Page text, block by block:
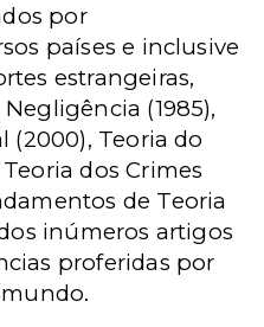
por
países e inclusive
estrangeiras,
(1985),
(2000), Teoria do
dos Crimes
de Teoria
inúmeros artigos
proferidas por